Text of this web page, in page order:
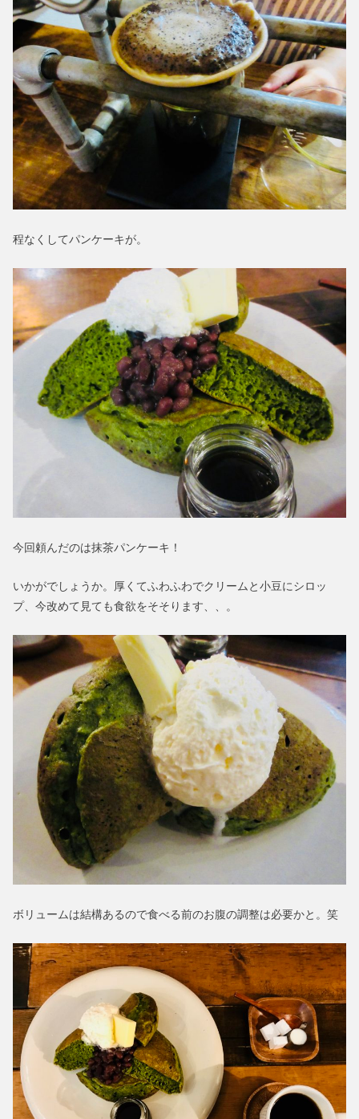
程なくしてパンケーキが。
今回頼んだのは抹茶パンケーキ！
いかがでしょうか。厚くてふわふわでクリームと小豆にシロッ
プ、今改めて見ても食欲をそそります、、。
ボリュームは結構あるので食べる前のお腹の調整は必要かと。笑